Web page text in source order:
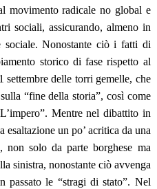
movimento radicale no global e
sociali, assicurando, almeno in
Nonostante ciò i fatti di
storico di fase rispetto al
settembre delle torri gemelle, che
“fine della storia”, così come
Mentre nel dibattito in
un po’ acritica da una
solo da parte borghese ma
sinistra, nonostante ciò avvenga
passato le “stragi di stato”. Nel